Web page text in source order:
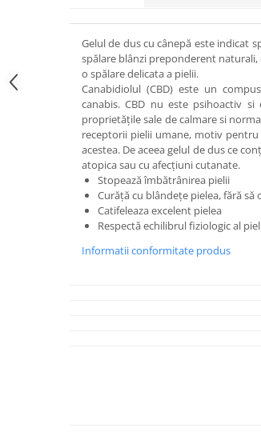
Gelul de dus cu cânepă este indicat
spălare blânzi preponderent
o spălare delicata a pielii.
Canabidiolul (CBD) este un
canabis. CBD nu este psihoactiv
proprietățile sale de calmare si
receptorii pielii umane, motiv
acestea. De aceea gelul de dus ce
atopica sau cu afecțiuni cutanate.
Stopează îmbătrânirea pielii
Curăță cu blândețe pielea, fără să
Catifeleaza excelent pielea
Respectă echilibrul fiziologic al
Informatii conformitate produs